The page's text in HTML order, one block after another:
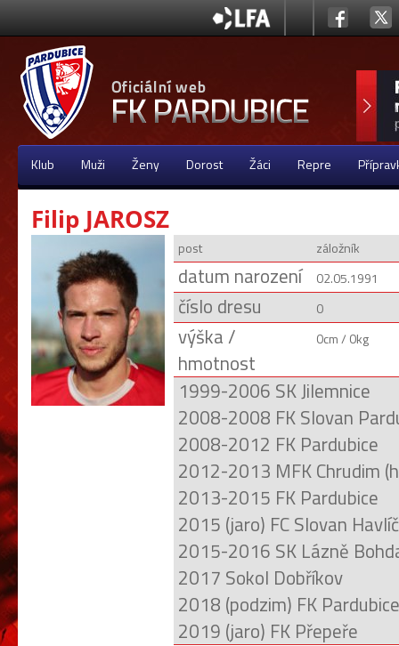
Klub Muži Ženy Dorost Žáci Repre
Filip JAROSZ
post záložník
datum narození 02.05.1991
číslo dresu 0
výška /
hmotnost
0cm / 0kg
1999-2006 SK Jilemnice
2008-2008 FK Slovan
2008-2012 FK Pardubice
2012-2013 MFK Chrudim
2013-2015 FK Pardubice
2015 (jaro) FC Slovan
2015-2016 SK Lázně
2017 Sokol Dobříkov
2018 (podzim) FK Pardubice
2019 (jaro) FK Přepeře